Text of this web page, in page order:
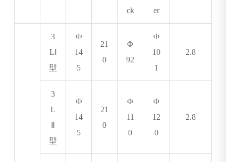
ck
er
3
L
型
Ф
14
5
21
0
Φ
92
Φ
10
1
2.8
3
L
型
Ф
14
5
21
0
Φ
11
0
Φ
12
0
2.8